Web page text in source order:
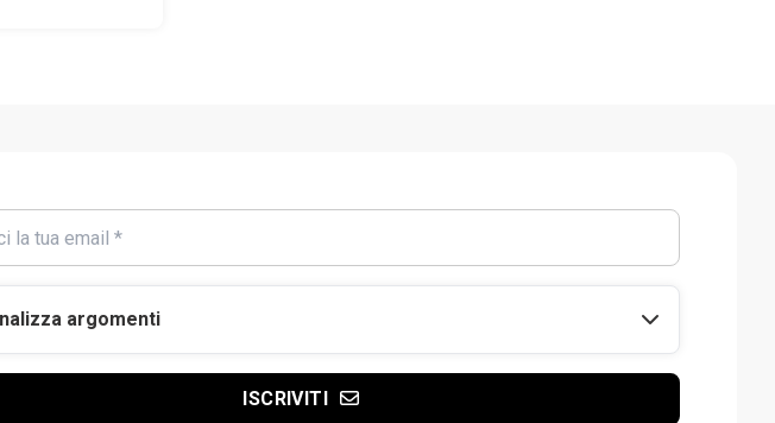
argomenti
ISCRIVITI